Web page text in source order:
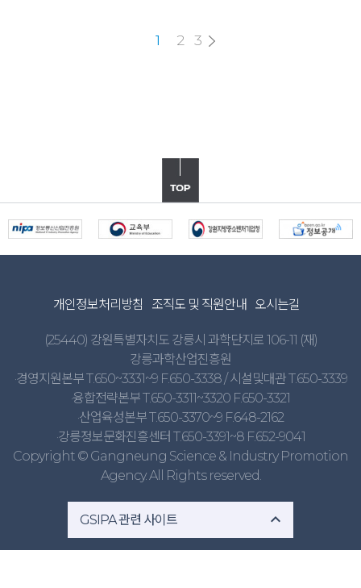
1 2 3
개인정보처리방침 조직도 및 직원안내 오시는길
(25440) 강원특별자치도 강릉시 과학단지로 106-11 (재)
강릉과학산업진흥원
·경영지원본부 T.650~3331~9 F.650-3338 / 시설및대관 T.650-3339
·융합전략본부 T.650-3311~3320 F.650-3321
·산업육성본부 T.650-3370~9 F.648-2162
·강릉정보문화진흥센터 T.650-3391~8 F.652-9041
Copyright © Gangneung Science & Industry Promotion
Agency. All Rights reserved.
GSIPA 관련 사이트 expand_less